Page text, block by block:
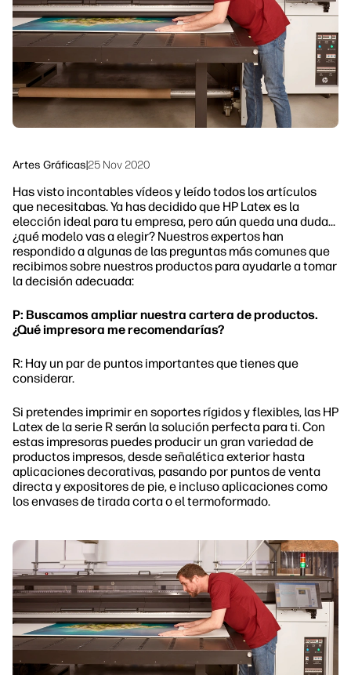
Síguenos
linkedInfacebook
twitteryoutube
Artes Gráficas|25 Nov 2020
Has visto incontables vídeos y leído todos los artículos
que necesitabas. Ya has decidido que HP Latex es la
elección ideal para tu empresa, pero aún queda una duda...
¿qué modelo vas a elegir? Nuestros expertos han
respondido a algunas de las preguntas más comunes que
recibimos sobre nuestros productos para ayudarle a tomar
la decisión adecuada:
P: Buscamos ampliar nuestra cartera de productos.
¿Qué impresora me recomendarías?
R: Hay un par de puntos importantes que tienes que
considerar.
Si pretendes imprimir en soportes rígidos y flexibles, las HP
Latex de la serie R serán la solución perfecta para ti. Con
estas impresoras puedes producir un gran variedad de
productos impresos, desde señalética exterior hasta
aplicaciones decorativas, pasando por puntos de venta
directa y expositores de pie, e incluso aplicaciones como
los envases de tirada corta o el termoformado.